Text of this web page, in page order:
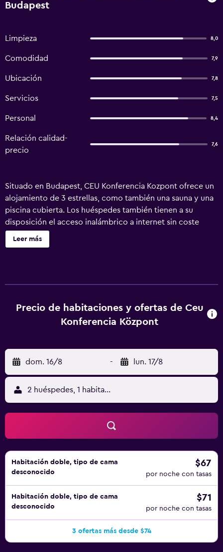
Budapest
Limpieza 8,0
Comodidad 7,9
Ubicación 7,8
Servicios 7,5
Personal 8,4
Relación calidad-
precio
7,6
Situado en Budapest, CEU Konferencia Kozpont ofrece un
alojamiento de 3 estrellas, como también una sauna y una
piscina cubierta. Los huéspedes también tienen a su
disposición el acceso inalámbrico a internet sin coste
adicional durante su estancia. Recepción 24 horas y un
servicio de guardaequipajes son solo algunos de los
una nevera y un secador de pelo. CEU Konferencia
Kozpont está cerca de Nagyicce Train Station, por lo que
Heroes están apenas a un cómodo trayecto en coche del
hotel.
Leer más
Precio de habitaciones y ofertas de Ceu
Konferencia Központ
dom. 16/8 - lun. 17/8
2 huéspedes, 1 habitación
Habitación doble, tipo de cama
desconocido
$67
por noche con tasas
Habitación doble, tipo de cama
desconocido
$71
por noche con tasas
3 ofertas más desde $74